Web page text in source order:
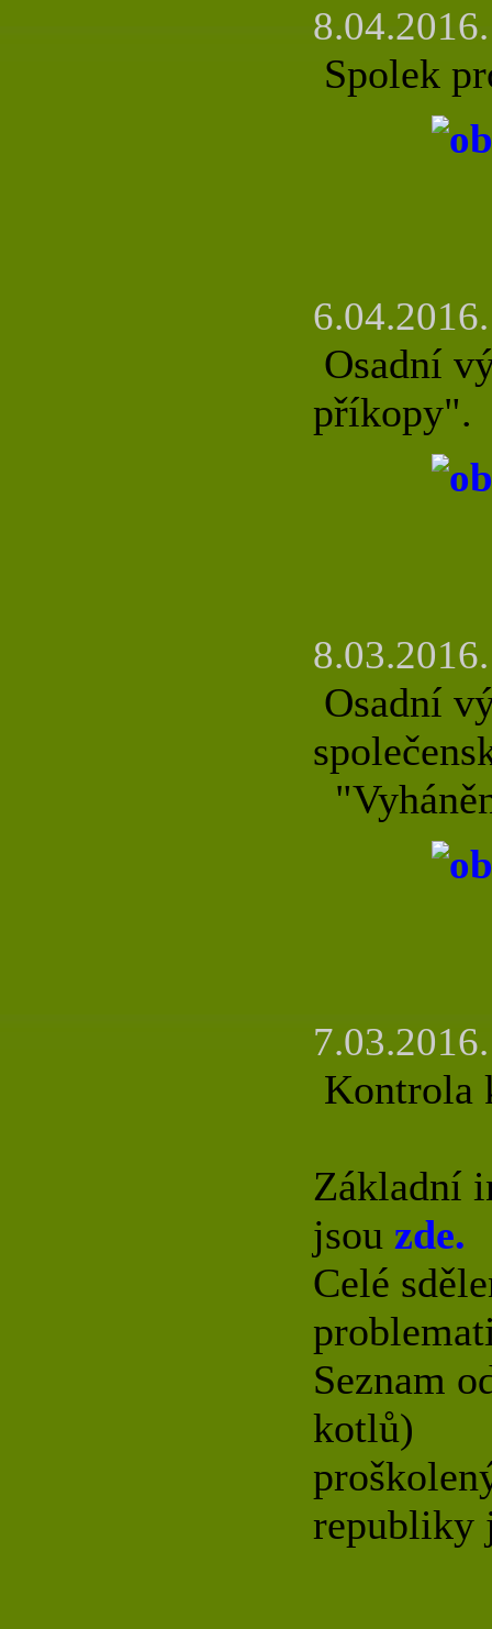
8.04.2016.
Spolek
6.04.2016.
Osadní
příkopy".
8.03.2016.
Osadní
7.03.2016.
Kontrola
Základní
jsou zde.
Celé
Seznam
kotlů)
republiky